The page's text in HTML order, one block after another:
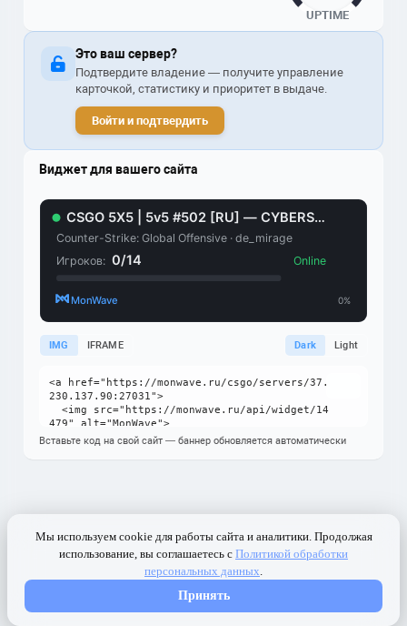
UPTIME
Это ваш сервер?
Подтвердите владение — получите управление
карточкой, статистику и приоритет в выдаче.
Войти и подтвердить
Виджет для вашего сайта
IMG IFRAME Dark Light
Вставьте код на свой сайт — баннер обновляется автоматически